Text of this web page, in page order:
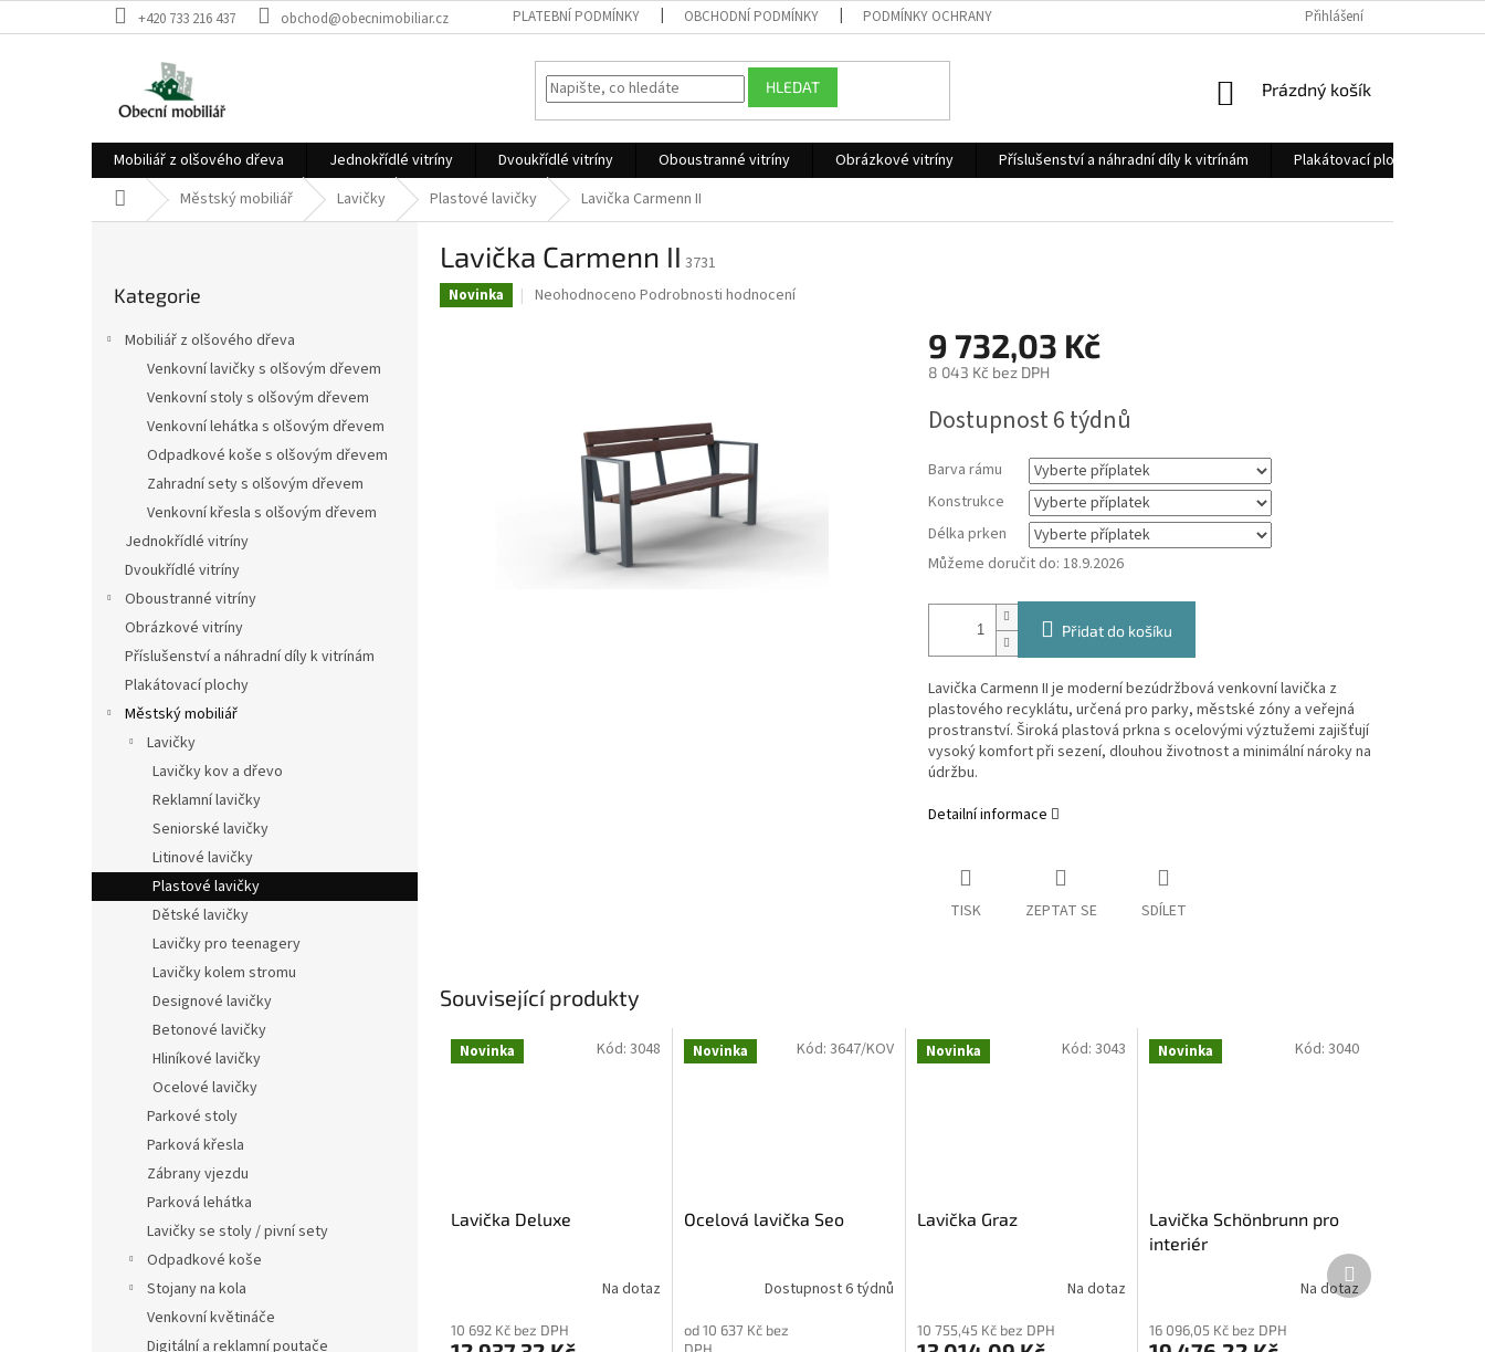
na
+420 733 216 437 obchod@obecnimobiliar.cz PLATEBNÍ PODMÍNKY OBCHODNÍ PODMÍNKY PODMÍNKY OCHRANY OSOBNÍCH ÚDAJŮ Přihlášení
HLEDAT
NÁKUPNÍ
Prázdný košík
Mobiliář z olšového dřeva Jednokřídlé vitríny Dvoukřídlé vitríny Oboustranné vitríny Obrázkové vitríny Příslušenství a náhradní díly k vitrínám Plakátovací plochy
Domů Městský mobiliář Lavičky Plastové lavičky Lavička Carmenn II
kategorie
Kategorie
Mobiliář z olšového dřeva
Venkovní lavičky s olšovým dřevem
Venkovní stoly s olšovým dřevem
Venkovní lehátka s olšovým dřevem
Odpadkové koše s olšovým dřevem
Zahradní sety s olšovým dřevem
Venkovní křesla s olšovým dřevem
Jednokřídlé vitríny
Dvoukřídlé vitríny
Oboustranné vitríny
Obrázkové vitríny
Příslušenství a náhradní díly k vitrínám
Plakátovací plochy
Městský mobiliář
Lavičky
Lavičky kov a dřevo
Reklamní lavičky
Seniorské lavičky
Litinové lavičky
Plastové lavičky
Dětské lavičky
Lavičky pro teenagery
Lavičky kolem stromu
Designové lavičky
Betonové lavičky
Hliníkové lavičky
Ocelové lavičky
Parkové stoly
Parková křesla
Zábrany vjezdu
Parková lehátka
Lavičky se stoly / pivní sety
Odpadkové koše
Stojany na kola
Venkovní květináče
Digitální a reklamní poutače
Lavička Carmenn II 3731
Novinka
Průměrné
hvězdiček.
Neohodnoceno Podrobnosti hodnocení
9 732,03 Kč
8 043 Kčbez DPH
cena:
Dostupnost 6 týdnů
Barva rámu
Konstrukce
Délka prken
Můžeme doručit do: 18.9.2026
Přidat do košíku
Lavička Carmenn II je moderní bezúdržbová venkovní lavička z
plastového recyklátu, určená pro parky, městské zóny a veřejná
prostranství. Široká plastová prkna s ocelovými výztužemi zajišťují
vysoký komfort při sezení, dlouhou životnost a minimální nároky na
údržbu.
Detailní informace
TISK ZEPTAT SE SDÍLET
Související produkty
Novinka
Lavička Deluxe
Na dotaz
10 692 Kč bez DPH
Kód: 3048 Novinka
Ocelová lavička Seo
Dostupnost 6 týdnů
od 10 637 Kč bez
Kód: 3647/KOV Novinka
Lavička Graz
Na dotaz
10 755,45 Kč bez DPH
Kód:3043 Novinka
Lavička Schönbrunn pro
interiér
Na dotaz
16 096,05 Kč bez DPH
Kód: 3040
Další
produkt